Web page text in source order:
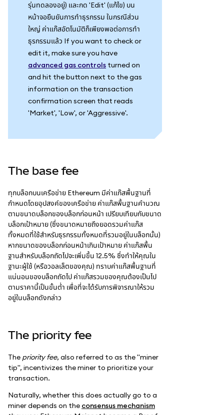
รุ่นทดลองอยู่) และกด 'Edit' (แก้ไข) บน
หน้าจอยืนยันการทำธุรกรรม ในกรณีส่วน
ใหญ่ ค่าแก๊สอัตโนมัติก็เพียงพอต่อการทำ
ธุรกรรมแล้ว If you want to check or
edit it, make sure you have
advanced gas controls turned on
and hit the button next to the gas
information on the transaction
confirmation screen that reads
'Market', 'Low', or 'Aggressive'.
The base fee
ทุกบล็อกบนเครือข่าย Ethereum มีค่าแก๊สพื้นฐานที่
กำหนดโดยอุปสงค์ของเครือข่าย ค่าแก๊สพื้นฐานคำนวณ
ตามขนาดบล็อกของบล็อกก่อนหน้า เปรียบเทียบกับขนาด
บล็อกเป้าหมาย (ซึ่งขนาดหมายถึงยอดรวมค่าแก๊ส
ทั้งหมดที่ใช้สำหรับธุรกรรมทั้งหมดที่รวมอยู่ในบล็อกนั้น)
หากขนาดของบล็อกก่อนหน้าเกินเป้าหมาย ค่าแก๊สพื้น
ฐานสำหรับบล็อกถัดไปจะเพิ่มขึ้น 12.5% ซึ่งทำให้คุณใน
ฐานะผู้ใช้ (หรือวอลเล็ตของคุณ) ทราบค่าแก๊สพื้นฐานที่
แน่นอนของบล็อกถัดไป ค่าแก๊สรวมของคุณต้องเป็นไป
ตามราคานี้เป็นขั้นต่ำ เพื่อที่จะได้รับการพิจารณาให้รวม
อยู่ในบล็อกดังกล่าว
The priority fee
The priority fee, also referred to as the "miner
tip", incentivizes the miner to prioritize your
transaction.
Naturally, whether this does actually go to a
miner depends on the consensus mechanism